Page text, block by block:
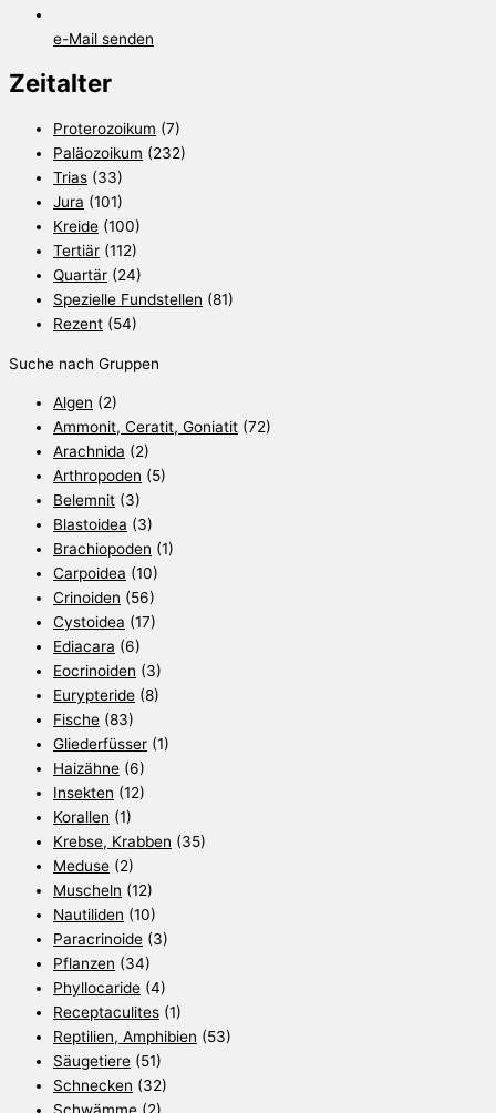
e-Mail senden
Zeitalter
Proterozoikum (7)
Paläozoikum (232)
Trias (33)
Jura (101)
Kreide (100)
Tertiär (112)
Quartär (24)
Spezielle Fundstellen (81)
Rezent (54)
Suche nach Gruppen
Algen (2)
Ammonit, Ceratit, Goniatit (72)
Arachnida (2)
Arthropoden (5)
Belemnit (3)
Blastoidea (3)
Brachiopoden (1)
Carpoidea (10)
Crinoiden (56)
Cystoidea (17)
Ediacara (6)
Eocrinoiden (3)
Eurypteride (8)
Fische (83)
Gliederfüsser (1)
Haizähne (6)
Insekten (12)
Korallen (1)
Krebse, Krabben (35)
Meduse (2)
Muscheln (12)
Nautiliden (10)
Paracrinoide (3)
Pflanzen (34)
Phyllocaride (4)
Receptaculites (1)
Reptilien, Amphibien (53)
Säugetiere (51)
Schnecken (32)